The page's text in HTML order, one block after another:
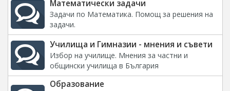
Математически задачи
Задачи по Математика. Помощ за решения на
задачи.
Училища и Гимназии - мнения и съвети
Избор на училище. Мнения за частни и
общински училища в България
Образование